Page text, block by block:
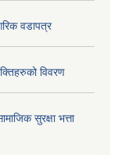
वडापत्र
विवरण
सुरक्षा भत्ता